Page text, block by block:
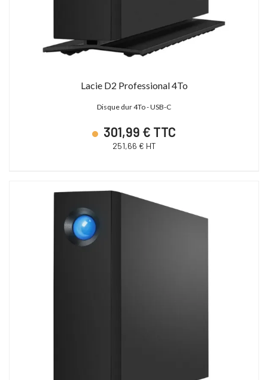
Lacie D2 Professional 4To
Disque dur 4To - USB-C
301,99 € TTC
251,66 € HT